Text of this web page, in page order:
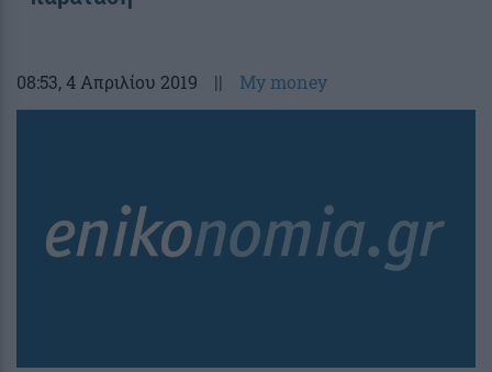
08:53, 4 Απριλίου 2019 || My money